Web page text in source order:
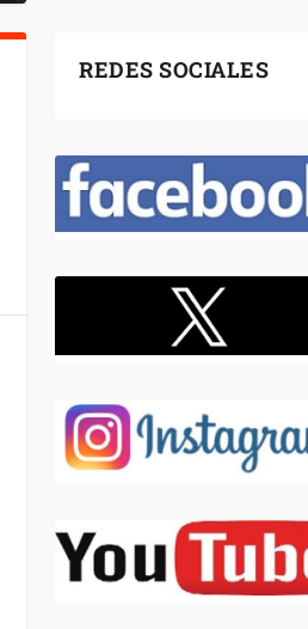
REDES SOCIALES